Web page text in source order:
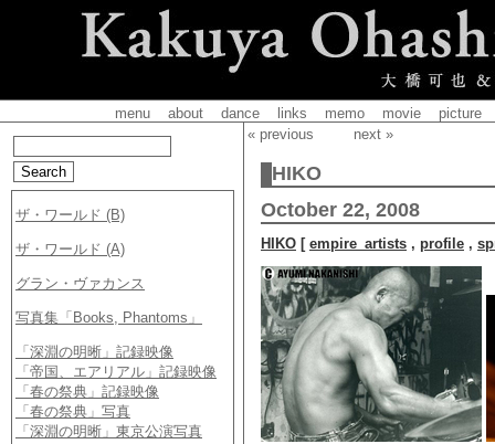
menu about dance links memo movie
picture
« previous
next »
HIKO
October 22, 2008
HIKO [ empire_artists , profile ,